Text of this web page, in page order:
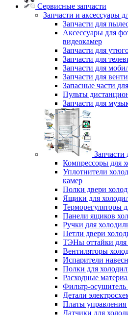
Сервисные запчасти
Запчасти и аксессуары
Запчасти для
Аксессуары для
видеокамер
Запчасти для
Запчасти для
Запчасти для
Запчасти для
Запасные части
Пульты
Запчасти для
Запчасти
Компрессоры для
Уплотнители
камер
Полки двери
Ящики для
Терморегуляторы
Панели ящиков
Ручки для
Петли двери
ТЭНы оттайки для
Вентиляторы
Испарители
Полки для
Расходные
Фильтр-осушитель
Детали
Платы управления
Датчики для